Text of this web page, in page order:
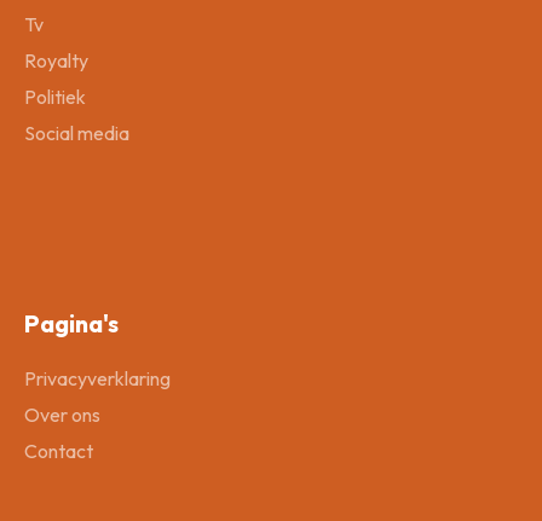
Tv
Royalty
Politiek
Social media
Pagina's
Privacyverklaring
Over ons
Contact